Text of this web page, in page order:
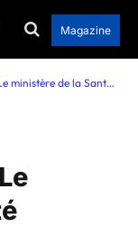
Magazine
admis dans les hôpitaux après les frappes iraniennes Tel-Aviv 2026